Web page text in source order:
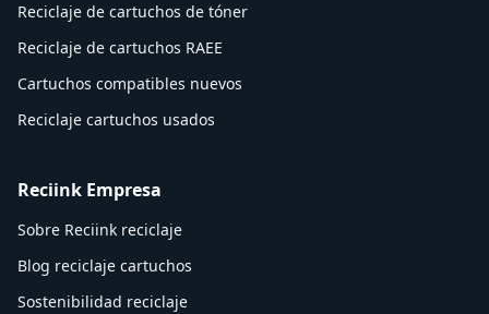
Reciclaje de cartuchos de tóner
Reciclaje de cartuchos RAEE
Cartuchos compatibles nuevos
Reciclaje cartuchos usados
Reciink Empresa
Sobre Reciink reciclaje
Blog reciclaje cartuchos
Sostenibilidad reciclaje